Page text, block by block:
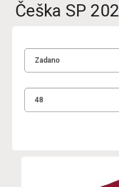
Češka SP